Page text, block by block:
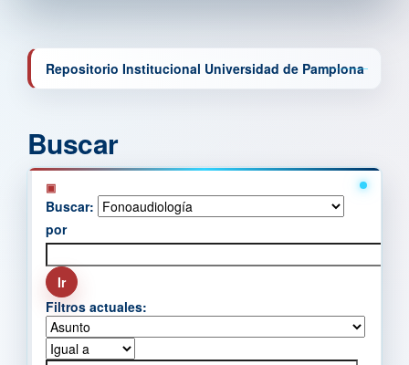
Repositorio Institucional Universidad de Pamplona
Buscar
Buscar:
por
Filtros actuales: